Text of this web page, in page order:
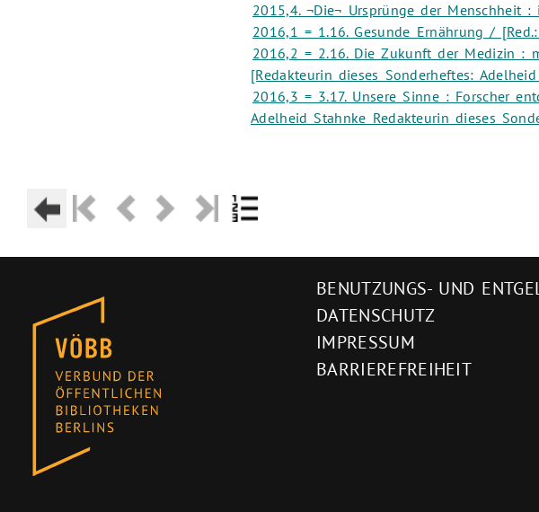
2015,4. ¬Die¬ Ursprünge der Menschheit
2016,1 = 1.16. Gesunde Ernährung /
2016,2 = 2.16. Die Zukunft der Medizin :
[Redakteurin dieses Sonderheftes:
2016,3 = 3.17. Unsere Sinne : Forscher
Adelheid Stahnke Redakteurin dieses
BENUTZUNGS- UND
DATENSCHUTZ
IMPRESSUM
BARRIEREFREIHEIT